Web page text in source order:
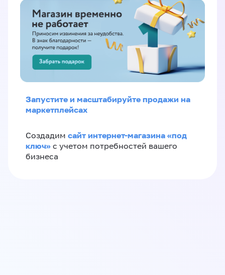
Запустите и масштабируйте продажи на
маркетплейсах
Создадим сайт интернет-магазина «под
ключ» с учетом потребностей вашего
бизнеса